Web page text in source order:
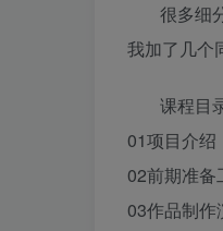
很多细
我加了几个
课程目
01项目介绍
02前期准备
03作品制作